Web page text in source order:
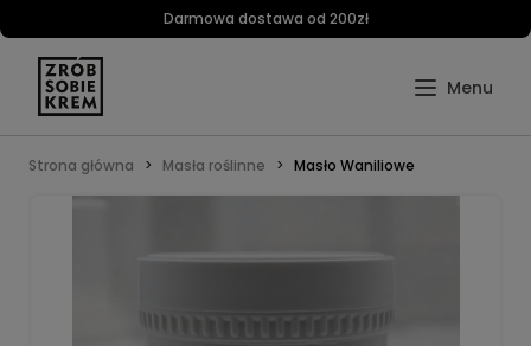
Darmowa dostawa od 200zł
Strona główna Masła roślinne Masło Waniliowe